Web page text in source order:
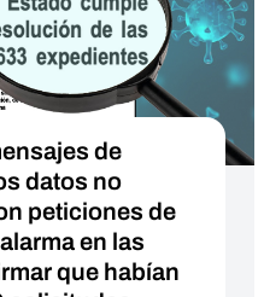
de
datos no
peticiones de
en las
que habían